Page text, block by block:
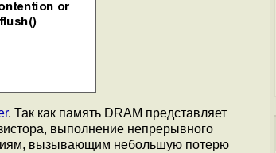
. Так как память DRAM представляет
выполнение непрерывного
вызывающим небольшую потерю